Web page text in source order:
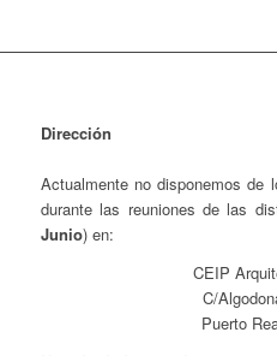
Dirección
Actualmente no disponemos de
durante las reuniones de las
Junio) en:
CEIP
C/
Puerto